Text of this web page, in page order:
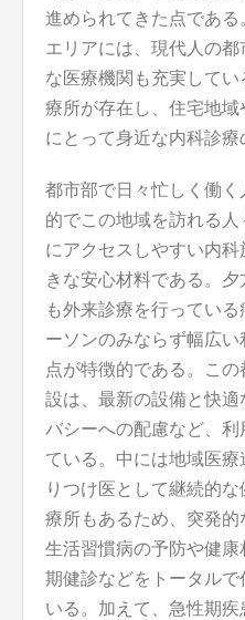
進められてきた点であ
エリアには、現代人の
な医療機関も充実して
療所が存在し、住宅地
にとって身近な内科診療
都市部で日々忙しく働く
的でこの地域を訪れる
にアクセスしやすい内
きな安心材料である。
も外来診療を行ってい
ーソンのみならず幅広
点が特徴的である。こ
設は、最新の設備と快
バシーへの配慮など、
ている。中には地域医
りつけ医として継続的
療所もあるため、突発的
生活習慣病の予防や健
期健診などをトータル
いる。加えて、急性期